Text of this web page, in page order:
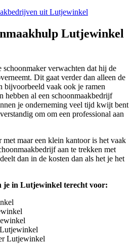
uit Lutjewinkel
Lutjewinkel
schoonmaker verwachten dat hij de
Dit gaat verder dan alleen de
bijvoorbeeld vaak ook je ramen
hebben al een schoonmaakbedrijf
je onderneming veel tijd kwijt bent
om om een professional aan
maar een klein kantoor is het vaak
aan te trekken met
dan in de kosten dan als het je het
je in Lutjewinkel terecht voor:
Lutjewinkel